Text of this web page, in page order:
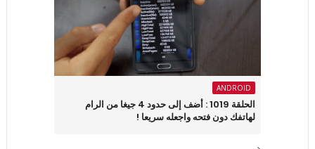
ANDROID
الحلقة 1019 : أضف إلى حدود 4 جيغا من الرام
لهاتفك دون فتحه واجعله سريعا !